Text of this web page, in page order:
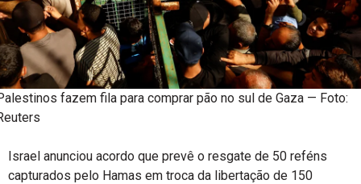
fazem fila para comprar pão no sul de Gaza — Foto:
Israel anunciou acordo que prevê o resgate de 50 reféns
capturados pelo Hamas em troca da libertação de 150